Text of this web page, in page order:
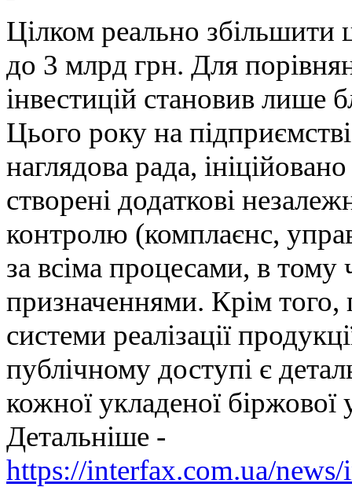
Цілком реально збільшити
до 3 млрд грн. Для
інвестицій становив лише
Цього року на
наглядова рада,
створені додаткові
контролю (комплаєнс,
за всіма процесами, в тому
призначеннями. Крім того,
системи реалізації
публічному доступі є
кожної укладеної біржової
Детальніше -
https://interfax.com.ua/